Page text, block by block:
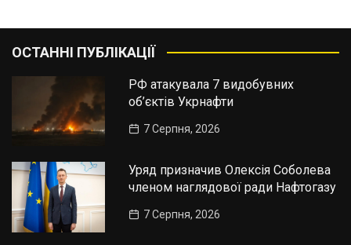
ОСТАННІ ПУБЛІКАЦІЇ
РФ атакувала 7 видобувних
об’єктів Укрнафти
7 Серпня, 2026
Уряд призначив Олексія Соболева
членом наглядової ради Нафтогазу
7 Серпня, 2026